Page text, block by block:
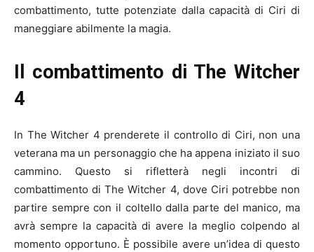
combattimento, tutte potenziate dalla capacità di Ciri di
maneggiare abilmente la magia.
Il combattimento di The Witcher
4
In The Witcher 4 prenderete il controllo di Ciri, non una
veterana ma un personaggio che ha appena iniziato il suo
cammino. Questo si rifletterà negli incontri di
combattimento di The Witcher 4, dove Ciri potrebbe non
partire sempre con il coltello dalla parte del manico, ma
avrà sempre la capacità di avere la meglio colpendo al
momento opportuno. È possibile avere un’idea di questo